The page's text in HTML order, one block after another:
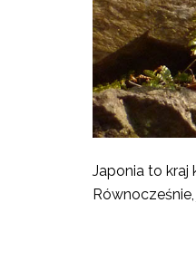
Japonia to kraj